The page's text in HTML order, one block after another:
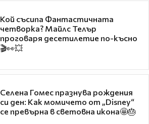
Кой съсипа Фантастичната
четворка? Майлс Телър
проговаря десетилетие по-късно
🎬👀💥
Селена Гомес празнува рождения
си ден: Как момичето от „Disney“
се превърна в световна икона🤩🎂